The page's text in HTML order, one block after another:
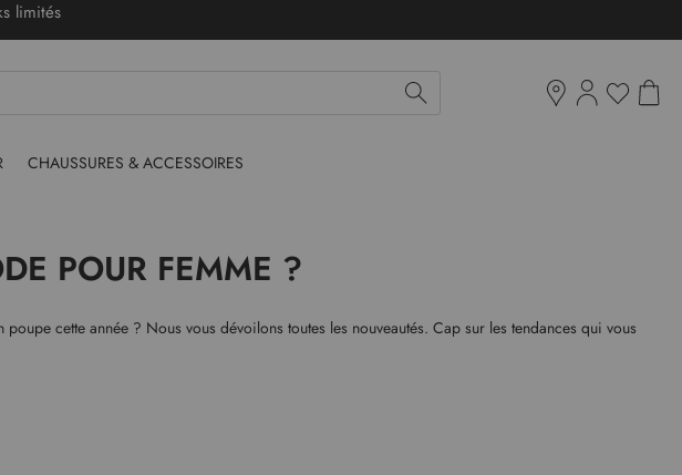
limités
CHAUSSURES & ACCESSOIRES
POUR FEMME ?
poupe cette année ? Nous vous dévoilons toutes les nouveautés. Cap sur les tendances qui vous